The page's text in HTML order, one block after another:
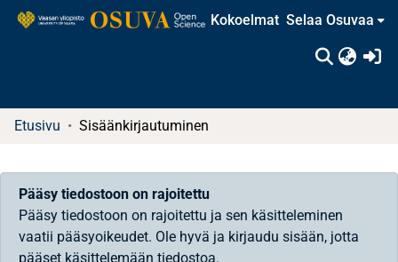
Kokoelmat Selaa Osuvaa
Etusivu Sisäänkirjautuminen
Pääsy tiedostoon on rajoitettu
Pääsy tiedostoon on rajoitettu ja sen käsitteleminen
vaatii pääsyoikeudet. Ole hyvä ja kirjaudu sisään, jotta
pääset käsittelemään tiedostoa.